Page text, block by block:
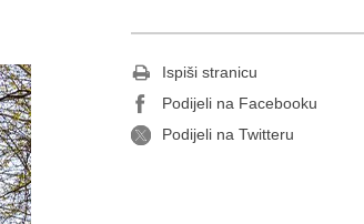
Ispiši stranicu
Podijeli na Facebooku
Podijeli na Twitteru